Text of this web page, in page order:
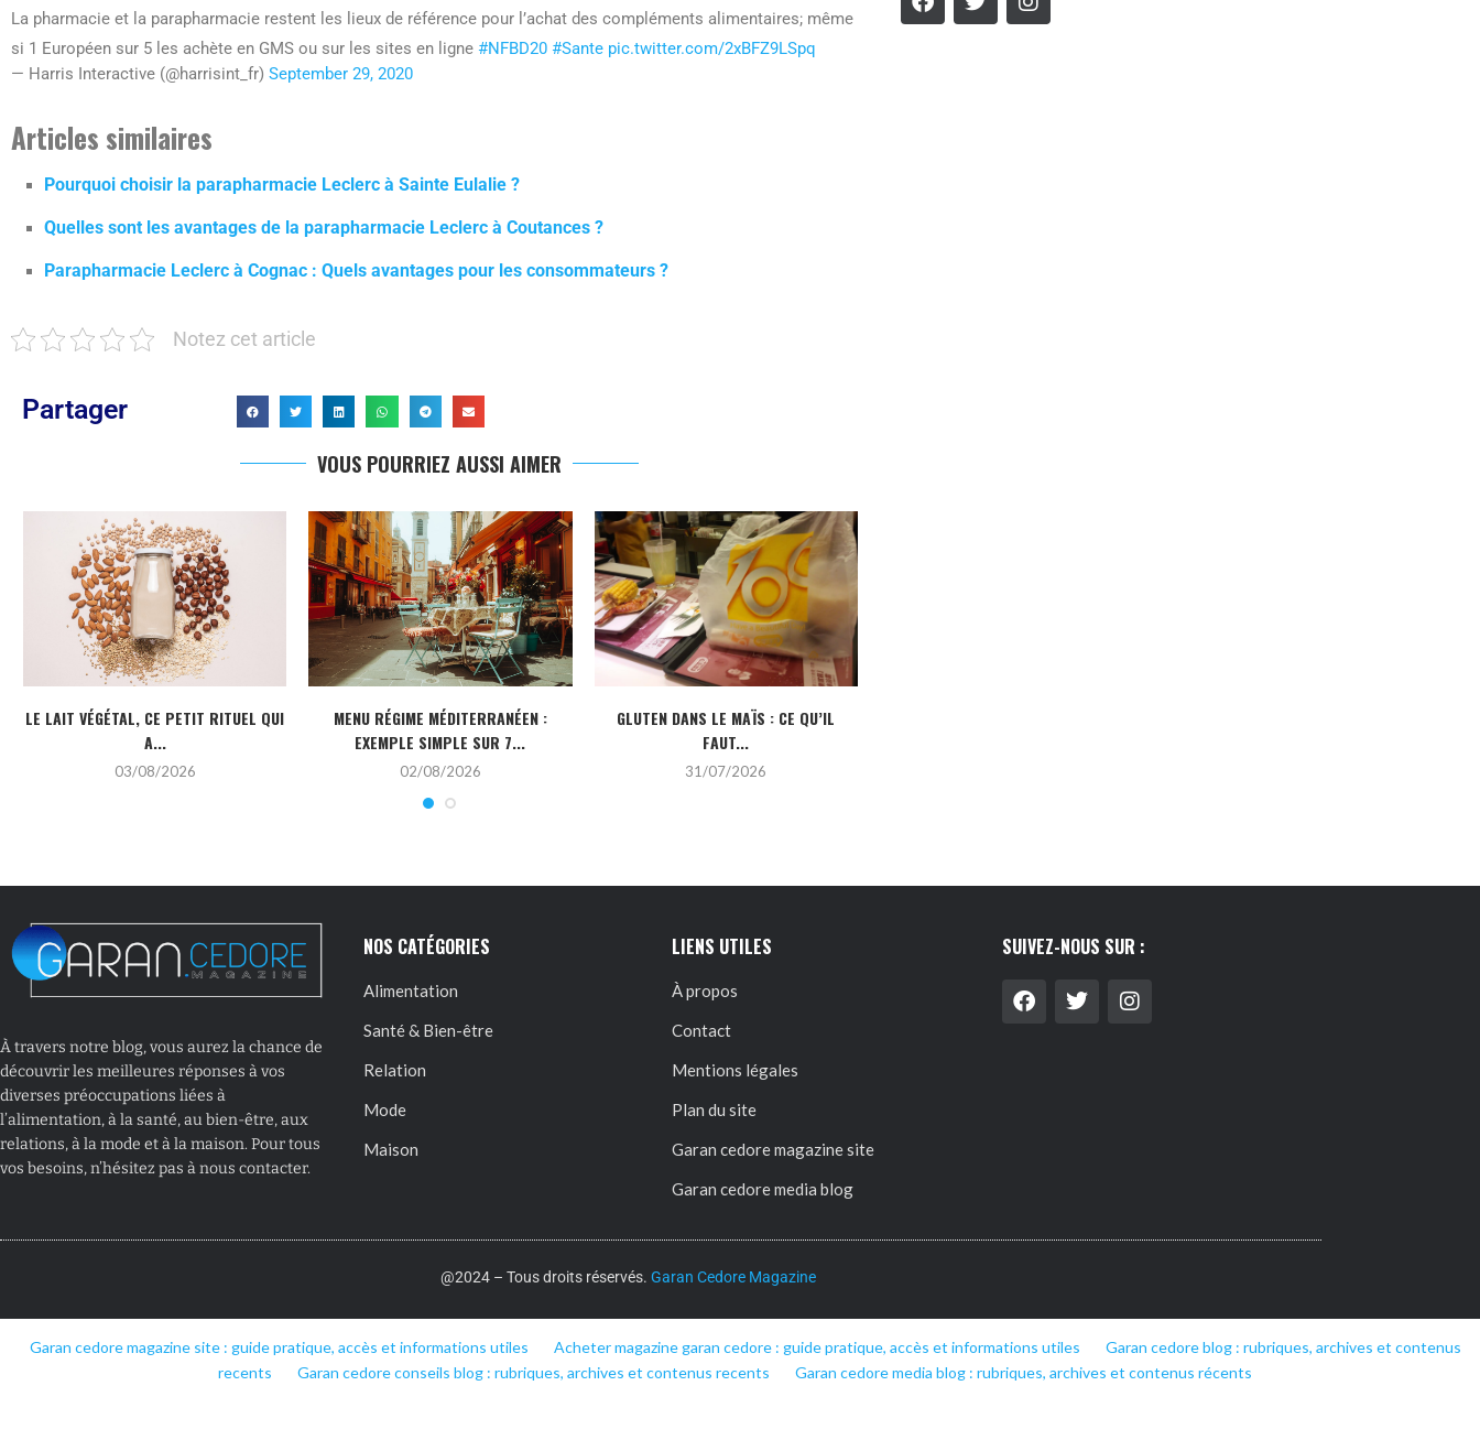
La pharmacie et la parapharmacie restent les lieux de référence pour l’achat des compléments alimentaires; même
si 1 Européen sur 5 les achète en GMS ou sur les sites en ligne #NFBD20 #Sante pic.twitter.com/2xBFZ9LSpq
— Harris Interactive (@harrisint_fr) September 29, 2020
Articles similaires
Pourquoi choisir la parapharmacie Leclerc à Sainte Eulalie ?
Quelles sont les avantages de la parapharmacie Leclerc à Coutances ?
Parapharmacie Leclerc à Cognac : Quels avantages pour les consommateurs ?
Notez cet article
Partager
VOUS POURRIEZ AUSSI AIMER
LE LAIT VÉGÉTAL, CE PETIT RITUEL QUI
A...
03/08/2026
MENU RÉGIME MÉDITERRANÉEN :
EXEMPLE SIMPLE SUR 7...
02/08/2026
GLUTEN DANS LE MAÏS : CE QU’IL
FAUT...
31/07/2026
À travers notre blog, vous aurez la chance de
découvrir les meilleures réponses à vos
diverses préoccupations liées à
l’alimentation, à la santé, au bien-être, aux
relations, à la mode et à la maison. Pour tous
vos besoins, n’hésitez pas à nous contacter.
NOS CATÉGORIES
Alimentation
Santé & Bien-être
Relation
Mode
Maison
LIENS UTILES
À propos
Contact
Mentions légales
Plan du site
Garan cedore magazine site
Garan cedore media blog
SUIVEZ-NOUS SUR :
@2024 – Tous droits réservés. Garan Cedore Magazine
Garan cedore magazine site : guide pratique, accès et informations utiles Acheter magazine garan cedore : guide pratique, accès et informations utiles
Garan cedore blog : rubriques, archives et contenus
recents
Garan cedore conseils blog : rubriques, archives et contenus recents Garan cedore media blog : rubriques, archives et contenus récents